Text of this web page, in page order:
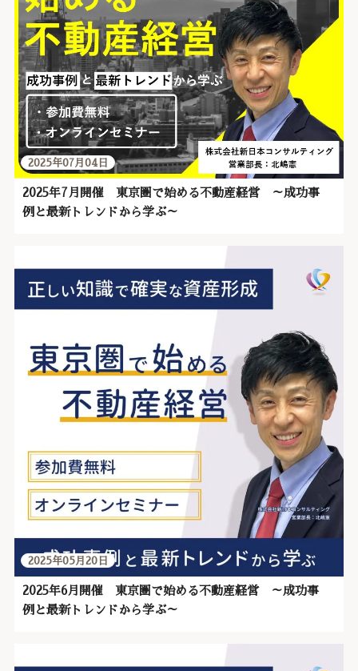
2025年7月開催 東京圏で始める不動産経営 ～成功事
例と最新トレンドから学ぶ～
2025年07月04日
2025年6月開催 東京圏で始める不動産経営 ～成功事
例と最新トレンドから学ぶ～
2025年05月20日